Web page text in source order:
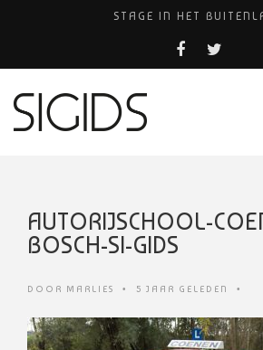
STAGE IN HET
AMHC AMERSFOORT
BELEEF DE MAGIE VAN FILM
AUTORIJSCHOOL-
BOSCH-SI-GIDS
DOOR MARLIES • 5 JAAR GELEDEN •